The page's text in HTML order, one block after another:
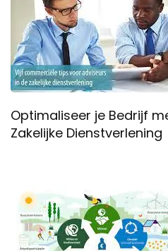
Optimaliseer je Bedrijf
Zakelijke Dienstverlening